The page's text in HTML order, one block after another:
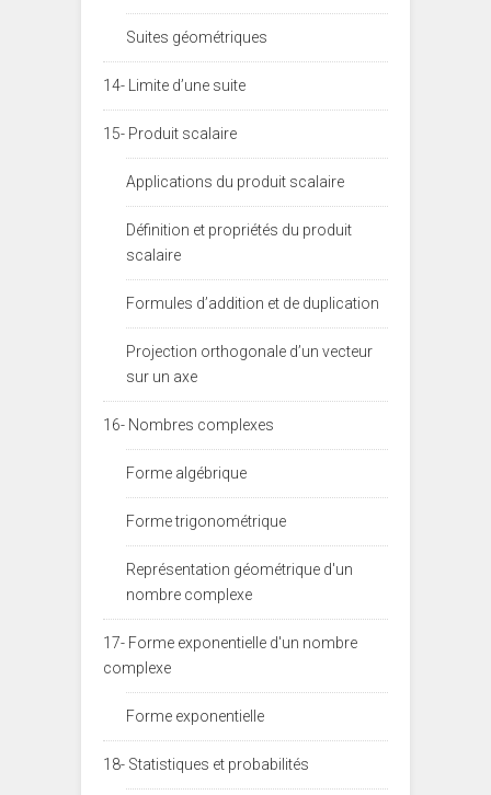
Suites géométriques
14- Limite d’une suite
15- Produit scalaire
Applications du produit scalaire
Définition et propriétés du produit
scalaire
Formules d’addition et de duplication
Projection orthogonale d’un vecteur
sur un axe
16- Nombres complexes
Forme algébrique
Forme trigonométrique
Représentation géométrique d'un
nombre complexe
17- Forme exponentielle d'un nombre
complexe
Forme exponentielle
18- Statistiques et probabilités